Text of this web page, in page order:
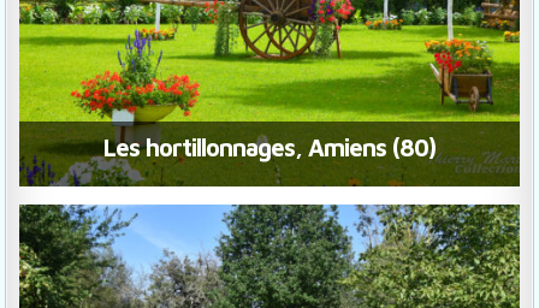
Les hortillonnages, Amiens (80)